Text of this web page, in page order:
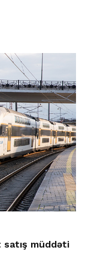
satış müddəti